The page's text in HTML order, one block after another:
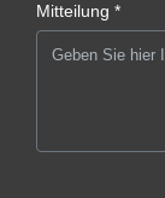
Mitteilung *